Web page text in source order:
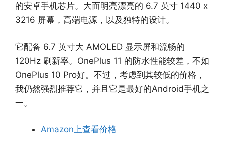
的安卓手机芯片。大而明亮漂亮的 6.7 英寸 1440 x
3216 屏幕，高端电源，以及独特的设计。
它配备 6.7 英寸大 AMOLED 显示屏和流畅的
120Hz 刷新率。OnePlus 11 的防水性能较差，不如
OnePlus 10 Pro好。不过，考虑到其较低的价格，
我仍然强烈推荐它，并且它是最好的Android手机之
一。
Amazon上查看价格